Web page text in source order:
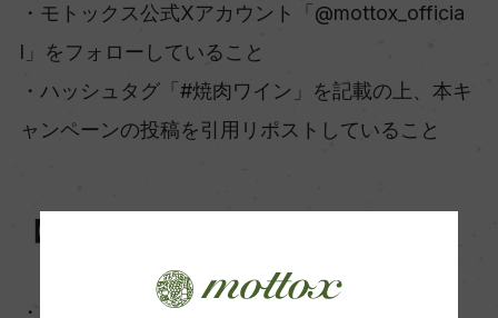
・モトックス公式Xアカウント「@mottox_officia
l」をフォローしていること
・ハッシュタグ「#焼肉ワイン」を記載の上、本キ
ャンペーンの投稿を引用リポストしていること
【Instagram】
・Instagramアカウントをお持ちであること